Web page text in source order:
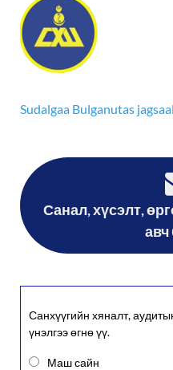
Sudalgaa Bulganutas
Санал, хүсэлт,
авч
Санхүүгийн хяналт,
үнэлгээ өгнө үү.
Маш сайн